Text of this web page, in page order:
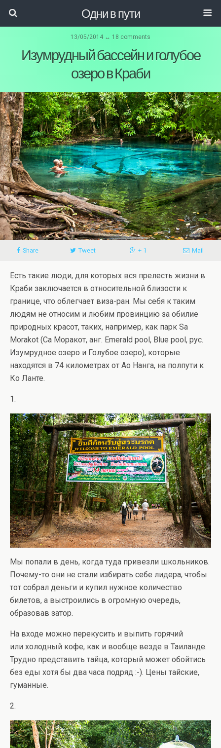
Одни в пути
13/05/2014 ↔ 18 comments
Изумрудный бассейн и голубое
озеро в Краби
Share Tweet + 1 Mail
Есть такие люди, для которых вся прелесть жизни в
Краби заключается в относительной близости к
границе, что облегчает виза-ран. Мы себя к таким
людям не относим и любим провинцию за обилие
природных красот, таких, например, как парк Sa
Morakot (Са Моракот, анг. Emerald pool, Blue pool, рус.
Изумрудное озеро и Голубое озеро), которые
находятся в 74 километрах от Ао Нанга, на полпути к
Ко Ланте.
1.
Мы попали в день, когда туда привезли школьников.
Почему-то они не стали избирать себе лидера, чтобы
тот собрал деньги и купил нужное количество
билетов, а выстроились в огромную очередь,
образовав затор.
На входе можно перекусить и выпить горячий
или холодный кофе, как и вообще везде в Таиланде.
Трудно представить тайца, который может обойтись
без еды хотя бы два часа подряд :-). Цены тайские,
гуманные.
2.